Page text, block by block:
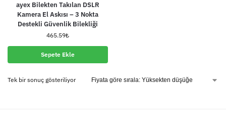
ayex Bilekten Takılan DSLR
Kamera El Askısı – 3 Nokta
Destekli Güvenlik Bilekliği
465.59₺
Sepete Ekle
Tek bir sonuç gösteriliyor